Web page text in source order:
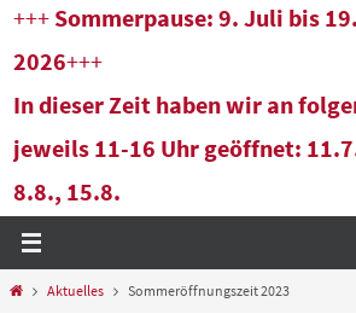
+++ Sommerpause: 9. Juli bis
2026+++
In dieser Zeit haben wir an
jeweils 11-16 Uhr geöffnet:
8.8., 15.8.
StartAktuelles Sommeröffnungszeit 2023